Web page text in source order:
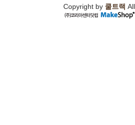
Copyright by 쿨트랙